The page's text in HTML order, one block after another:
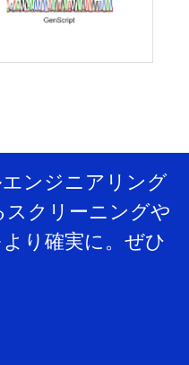
ンジニアリング
クリーニングや
り確実に。ぜひ